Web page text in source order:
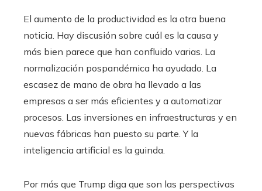
El aumento de la productividad es la otra buena
noticia. Hay discusión sobre cuál es la causa y
más bien parece que han confluido varias. La
normalización pospandémica ha ayudado. La
escasez de mano de obra ha llevado a las
empresas a ser más eficientes y a automatizar
procesos. Las inversiones en infraestructuras y en
nuevas fábricas han puesto su parte. Y la
inteligencia artificial es la guinda.
Por más que Trump diga que son las perspectivas